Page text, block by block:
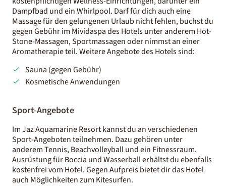
Dampfbad und ein Whirlpool. Darf für dich auch eine
Massage für den gelungenen Urlaub nicht fehlen, buchst du
gegen Gebühr im Mividaspa des Hotels unter anderem Hot-
Stone-Massagen, Sportmassagen oder nimmst an einer
Aromatherapie teil. Weitere Angebote des Hotels sind:
Sauna (gegen Gebühr)
Kosmetische Anwendungen
Sport-Angebote
Im Jaz Aquamarine Resort kannst du an verschiedenen
Sport-Angeboten teilnehmen. Dazu gehören unter
anderem Tennis, Beachvolleyball und ein Fitnessraum.
Ausrüstung für Boccia und Wasserball erhältst du ebenfalls
kostenfrei vom Hotel. Gegen Aufpreis bietet dir das Hotel
auch Möglichkeiten zum Kitesurfen.